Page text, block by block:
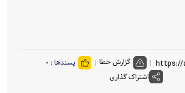
گزارش خطا پسندها : ۰
اشتراک گذاری